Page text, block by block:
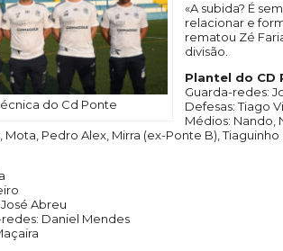
do Cd Ponte
«A subida? É
relacionar e
rematou Zé
divisão.
Plantel do CD
Guarda-redes:
Defesas: Tiago
Médios: Nando,
Mota, Pedro Alex, Mirra (ex-Ponte B),
Abreu
Daniel Mendes